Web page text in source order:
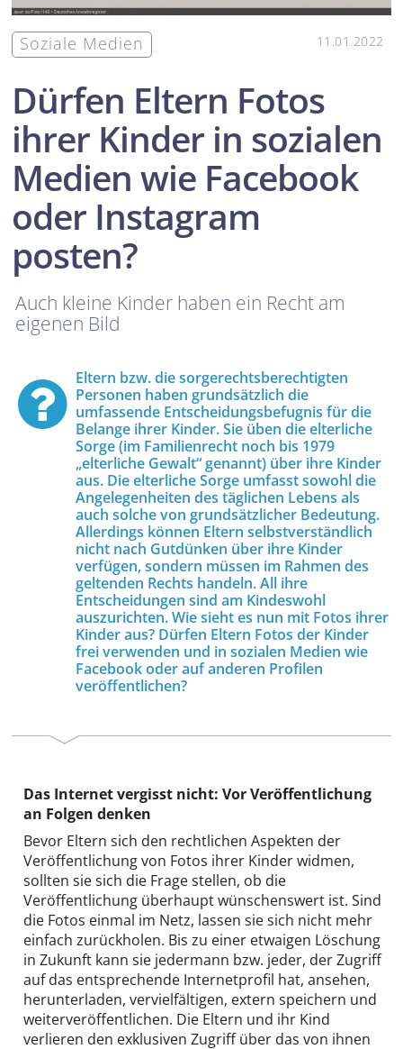
Soziale Medien 11.01.2022
Dürfen Eltern Fotos
ihrer Kinder in sozialen
Medien wie Facebook
oder Instagram
posten?
Auch kleine Kinder haben ein Recht am
eigenen Bild
Eltern bzw. die sorgerechtsberechtigten
Personen haben grundsätzlich die
umfassende Entscheidungsbefugnis für die
Belange ihrer Kinder. Sie üben die elterliche
Sorge (im Familienrecht noch bis 1979
„elterliche Gewalt“ genannt) über ihre Kinder
aus. Die elterliche Sorge umfasst sowohl die
Angelegenheiten des täglichen Lebens als
auch solche von grundsätzlicher Bedeutung.
Allerdings können Eltern selbstverständlich
nicht nach Gutdünken über ihre Kinder
verfügen, sondern müssen im Rahmen des
geltenden Rechts handeln. All ihre
Entscheidungen sind am Kindeswohl
auszurichten. Wie sieht es nun mit Fotos ihrer
Kinder aus? Dürfen Eltern Fotos der Kinder
frei verwenden und in sozialen Medien wie
Facebook oder auf anderen Profilen
veröffentlichen?
Das Internet vergisst nicht: Vor Veröffentlichung
an Folgen denken
Bevor Eltern sich den rechtlichen Aspekten der
Veröffentlichung von Fotos ihrer Kinder widmen,
sollten sie sich die Frage stellen, ob die
Veröffentlichung überhaupt wünschenswert ist. Sind
die Fotos einmal im Netz, lassen sie sich nicht mehr
einfach zurückholen. Bis zu einer etwaigen Löschung
in Zukunft kann sie jedermann bzw. jeder, der Zugriff
auf das entsprechende Internetprofil hat, ansehen,
herunterladen, vervielfältigen, extern speichern und
weiterveröffentlichen. Die Eltern und ihr Kind
verlieren den exklusiven Zugriff über das von ihnen